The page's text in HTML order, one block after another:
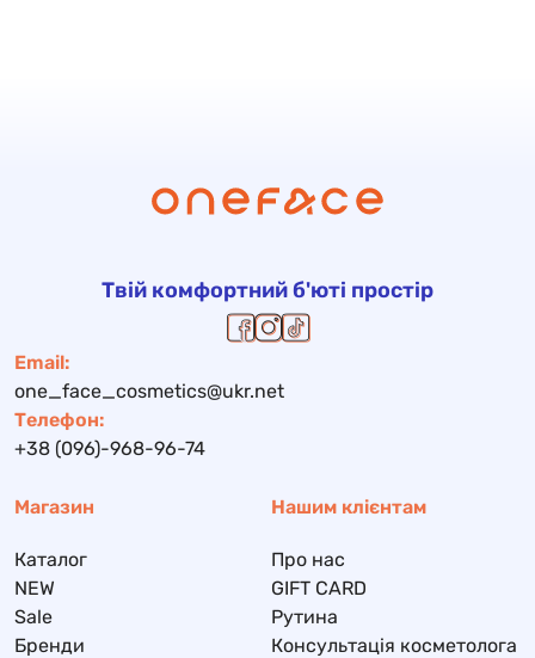
Твій комфортний б'юті простір
Email:
one_face_cosmetics@ukr.net
Телефон:
+38 (096)-968-96-74
Магазин
Каталог
NEW
Sale
Бренди
Нашим клієнтам
Про нас
GIFT CARD
Рутина
Консультація косметолога